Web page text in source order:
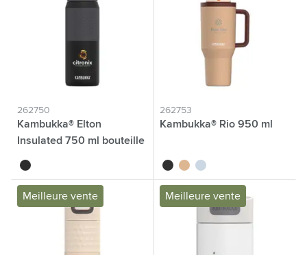
262750
Kambukka® Elton
Insulated 750 ml bouteille
noir/gris
262753
Kambukka® Rio 950 ml
noir amandababy blue
Meilleure vente Meilleure vente